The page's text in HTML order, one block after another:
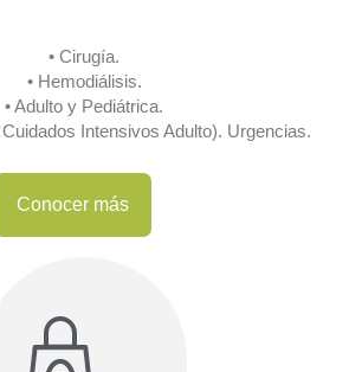
Conocer más
• Cirugía.
• Hemodiálisis.
• Adulto y Pediátrica.
Intensivos Adulto). Urgencias.